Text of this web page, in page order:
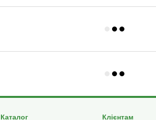
Каталог Клієнтам